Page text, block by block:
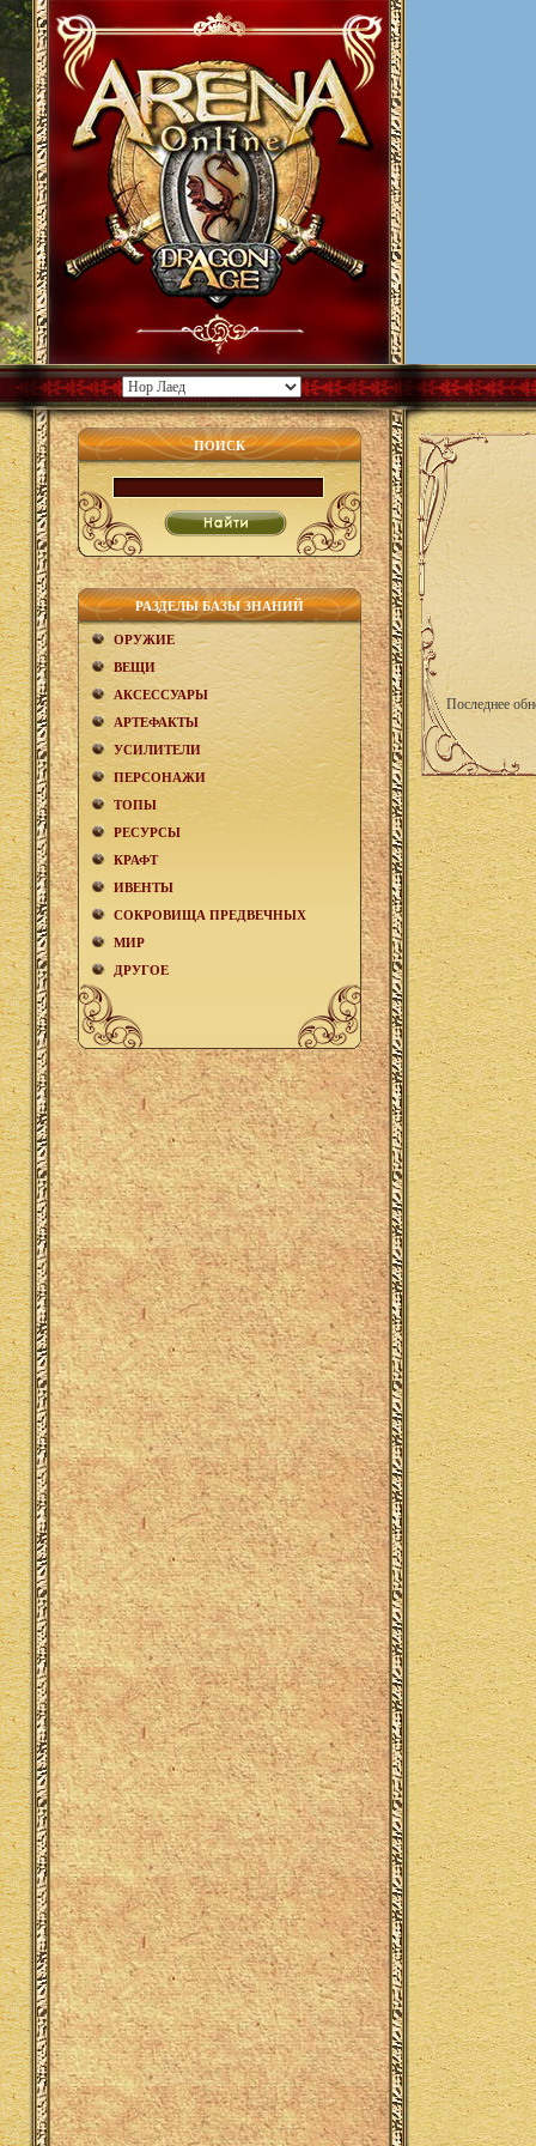
ПОИСК
РАЗДЕЛЫ БАЗЫ ЗНАНИЙ
ОРУЖИЕ
ВЕЩИ
АКCЕСCУАРЫ
АРТЕФАКТЫ
УСИЛИТЕЛИ
ПЕРСОНАЖИ
ТОПЫ
РЕСУРСЫ
КРАФТ
ИВЕНТЫ
СОКРОВИЩА ПРЕДВЕЧНЫХ
МИР
ДРУГОЕ
Последнее